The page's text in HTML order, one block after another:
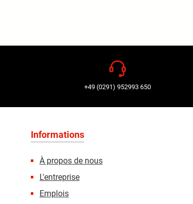
+49 (0291) 952993 650
Informations
À propos de nous
L'entreprise
Emplois